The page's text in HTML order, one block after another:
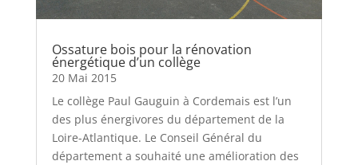
Ossature bois pour la rénovation
énergétique d’un collège
20 Mai 2015
Le collège Paul Gauguin à Cordemais est l’un
des plus énergivores du département de la
Loire-Atlantique. Le Conseil Général du
département a souhaité une amélioration des